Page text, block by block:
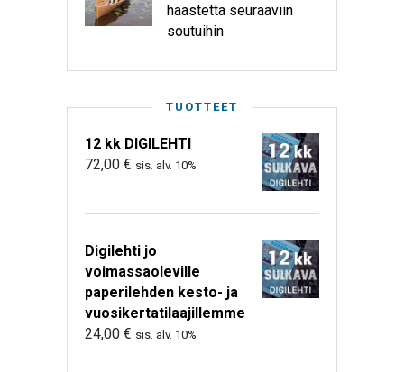
haastetta seuraaviin
soutuihin
TUOTTEET
12 kk DIGILEHTI
72,00 € sis. alv. 10%
Digilehti jo
voimassaoleville
paperilehden kesto- ja
vuosikertatilaajillemme
24,00 € sis. alv. 10%